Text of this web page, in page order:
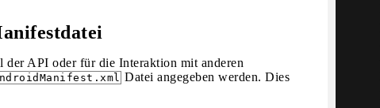
API oder für die Interaktion mit anderen
Datei angegeben werden. Dies